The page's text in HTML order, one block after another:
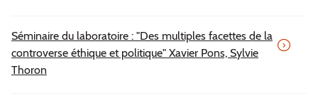
Séminaire du laboratoire : "Des multiples facettes de la
controverse éthique et politique" Xavier Pons, Sylvie
Thoron